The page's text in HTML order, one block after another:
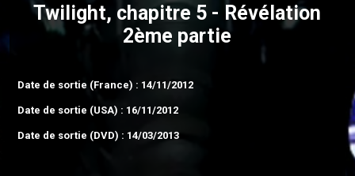
Twilight, chapitre 5 - Révélation
2ème partie
Date de sortie (France) : 14/11/2012
Date de sortie (USA) : 16/11/2012
Date de sortie (DVD) : 14/03/2013